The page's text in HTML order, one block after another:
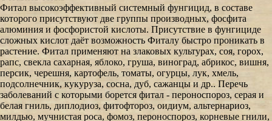
Фитал высокоэффективный системный фунгицид, в составе
которого присутствуют две группы производных, фосфита
алюминия и фосфористой кислоты. Присутствие в фунгициде
сложных кислот даёт возможность Фиталу быстро проникать в
растение. Фитал применяют на злаковых культурах, соя, горох,
рапс, свекла сахарная, яблоко, груша, виноград, абрикос, вишня,
персик, черешня, картофель, томаты, огурцы, лук, хмель,
подсолнечник, кукуруза, сосна, дуб, сажанцы и др.. Перечь
заболеваний с которыми борется фитал - пероноспороз, серая и
белая гниль, диплодиоз, фитофтороз, оидиум, альтернариоз,
милдью, мучнистая роса, фомоз, пероноспороз, корневые гнили,